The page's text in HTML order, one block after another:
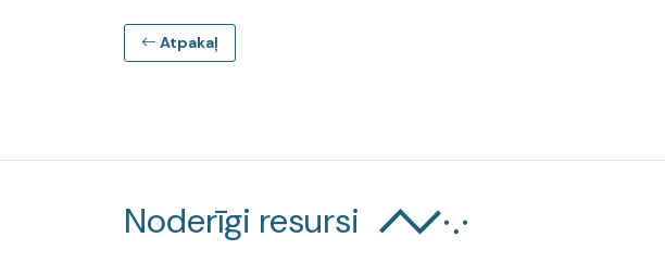
Atpakaļ
Noderīgi resursi